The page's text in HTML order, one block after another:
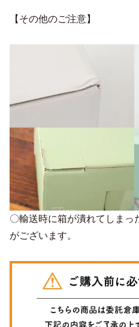
【その他のご注意】
〇輸送時に箱が潰れてしまっ
がございます。